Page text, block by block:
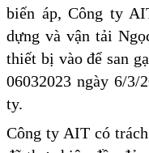
biến áp, Công ty
dựng và vận tải
thiết bị vào để san
06032023 ngày 6/
ty.
Công ty AIT có